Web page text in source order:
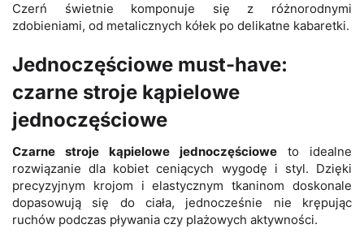
Czerń świetnie komponuje się z różnorodnymi
zdobieniami, od metalicznych kółek po delikatne kabaretki.
Jednoczęściowe must-have:
czarne stroje kąpielowe
jednoczęściowe
Czarne stroje kąpielowe jednoczęściowe to idealne
rozwiązanie dla kobiet ceniących wygodę i styl. Dzięki
precyzyjnym krojom i elastycznym tkaninom doskonale
dopasowują się do ciała, jednocześnie nie krępując
ruchów podczas pływania czy plażowych aktywności.